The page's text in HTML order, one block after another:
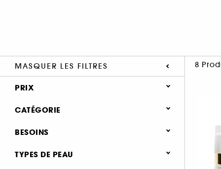
MASQUER LES FILTRES 8
PRIX
CATÉGORIE
Soin Visage
BESOINS
Soin anti-rides & anti-âge (6)
TYPES DE PEAU